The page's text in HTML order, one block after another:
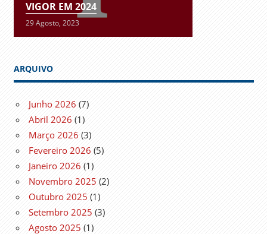
VIGOR EM 2024
29 Agosto, 2023
ARQUIVO
Junho 2026 (7)
Abril 2026 (1)
Março 2026 (3)
Fevereiro 2026 (5)
Janeiro 2026 (1)
Novembro 2025 (2)
Outubro 2025 (1)
Setembro 2025 (3)
Agosto 2025 (1)